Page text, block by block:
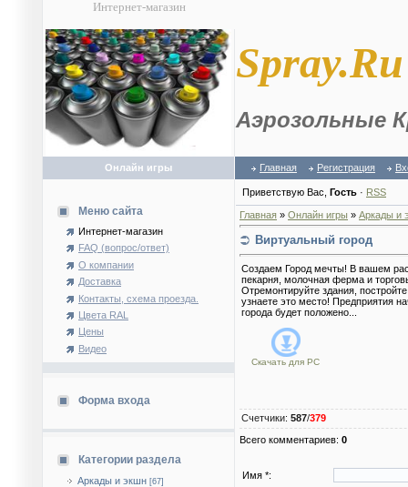
Интернет-магазин
Spray.Ru
Аэрозольные
Онлайн игры Главная Регистрация
Меню сайта
Интернет-магазин
FAQ (вопрос/ответ)
О компании
Доставка
Контакты, схема проезда.
Цвета RAL
Цены
Видео
Форма входа
Категории раздела
Аркады и экшн [67]
Приветствую Вас Гость · RSS
Главная » Онлайн игры » Аркады и
Виртуальный город
Создаем Город мечты! В вашем
пекарня, молочная ферма и
Отремонтируйте здания,
узнаете это место! Предприятия
города будет положено...
Скачать для PC
Счетчики: 587/379
Всего комментариев: 0
Имя *: